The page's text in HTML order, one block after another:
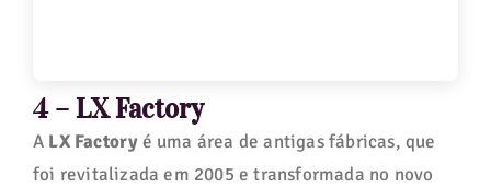
4 – LX Factory
A LX Factoryé uma área de antigas fábricas, que
foi revitalizada em 2005 e transformada no novo